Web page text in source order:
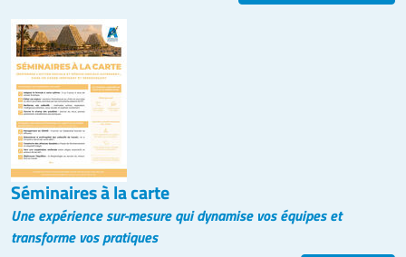
Séminaires à la carte
Une expérience sur-mesure qui dynamise vos équipes et
transforme vos pratiques